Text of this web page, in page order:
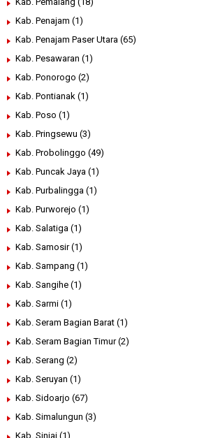
Kab. Penajam (1)
Kab. Penajam Paser Utara (65)
Kab. Pesawaran (1)
Kab. Ponorogo (2)
Kab. Pontianak (1)
Kab. Poso (1)
Kab. Pringsewu (3)
Kab. Probolinggo (49)
Kab. Puncak Jaya (1)
Kab. Purbalingga (1)
Kab. Purworejo (1)
Kab. Salatiga (1)
Kab. Samosir (1)
Kab. Sampang (1)
Kab. Sangihe (1)
Kab. Sarmi (1)
Kab. Seram Bagian Barat (1)
Kab. Seram Bagian Timur (2)
Kab. Serang (2)
Kab. Seruyan (1)
Kab. Sidoarjo (67)
Kab. Simalungun (3)
Kab. Sinjai (1)